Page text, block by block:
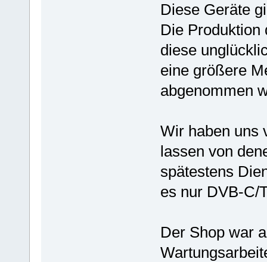
Diese Geräte
Die Produktion
diese
eine größere
abgenommen
Wir haben uns
lassen von
spätestens
es nur DVB-C/
Der Shop war